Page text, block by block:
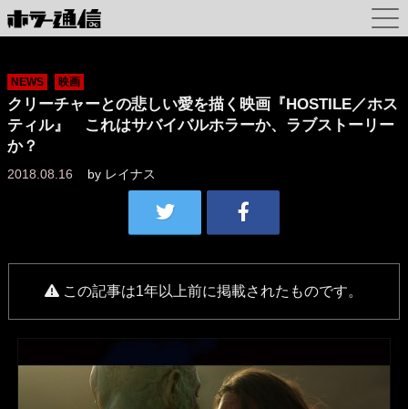
NEWS 映画
クリーチャーとの悲しい愛を描く映画『HOSTILE／ホス
ティル』 これはサバイバルホラーか、ラブストーリー
か？
2018.08.16 by レイナス
この記事は1年以上前に掲載されたものです。